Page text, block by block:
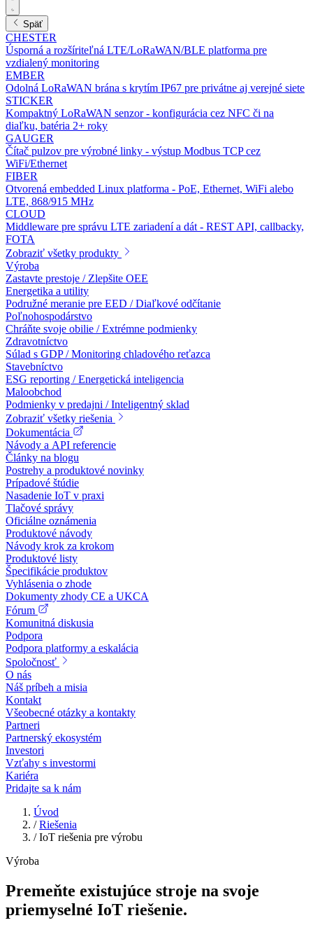
Späť
CHESTER
Úsporná a rozšíriteľná LTE/LoRaWAN/BLE platforma pre
vzdialený monitoring
EMBER
Odolná LoRaWAN brána s krytím IP67 pre privátne aj verejné siete
STICKER
Kompaktný LoRaWAN senzor - konfigurácia cez NFC či na
diaľku, batéria 2+ roky
GAUGER
Čítač pulzov pre výrobné linky - výstup Modbus TCP cez
WiFi/Ethernet
FIBER
Otvorená embedded Linux platforma - PoE, Ethernet, WiFi alebo
LTE, 868/915 MHz
CLOUD
Middleware pre správu LTE zariadení a dát - REST API, callbacky,
FOTA
Zobraziť všetky produkty
Výroba
Zastavte prestoje / Zlepšite OEE
Energetika a utility
Podružné meranie pre EED / Diaľkové odčítanie
Poľnohospodárstvo
Chráňte svoje obilie / Extrémne podmienky
Zdravotníctvo
Súlad s GDP / Monitoring chladového reťazca
Stavebníctvo
ESG reporting / Energetická inteligencia
Maloobchod
Podmienky v predajni / Inteligentný sklad
Zobraziť všetky riešenia
Dokumentácia
Návody a API referencie
Články na blogu
Postrehy a produktové novinky
Prípadové štúdie
Nasadenie IoT v praxi
Tlačové správy
Oficiálne oznámenia
Produktové návody
Návody krok za krokom
Produktové listy
Špecifikácie produktov
Vyhlásenia o zhode
Dokumenty zhody CE a UKCA
Fórum
Komunitná diskusia
Podpora
Podpora platformy a eskalácia
Spoločnosť
O nás
Náš príbeh a misia
Kontakt
Všeobecné otázky a kontakty
Partneri
Partnerský ekosystém
Investori
Vzťahy s investormi
Kariéra
Pridajte sa k nám
Úvod
/ Riešenia
/ IoT riešenia pre výrobu
Výroba
Premeňte existujúce stroje na svoje
priemyselné IoT riešenie.